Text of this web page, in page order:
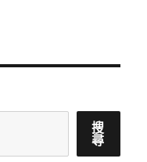
搜
尋